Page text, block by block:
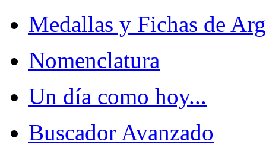
Medallas y Fichas de
Nomenclatura
Un día como hoy...
Buscador Avanzado